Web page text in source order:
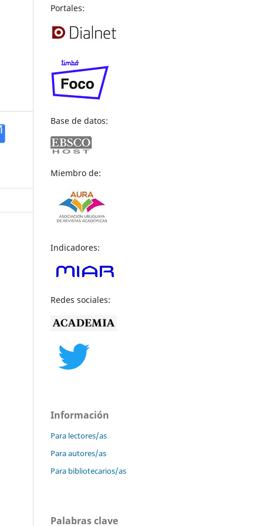
Portales:
Base de datos:
Miembro de:
Indicadores:
Redes sociales:
Información
Para lectores/as
Para autores/as
Para bibliotecarios/as
Palabras clave